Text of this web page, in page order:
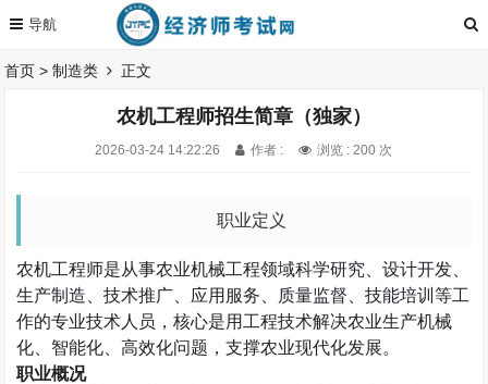
首页 >制造类 正文
农机工程师招生简章（独家）
2026-03-24 14:22:26 作者 : 浏览 : 200 次
职业定义
农机工程师是从事农业机械工程领域科学研究、设计开发、
生产制造、技术推广、应用服务、质量监督、技能培训等工
作的专业技术人员，核心是用工程技术解决农业生产机械
化、智能化、高效化问题，支撑农业现代化发展。
职业概况